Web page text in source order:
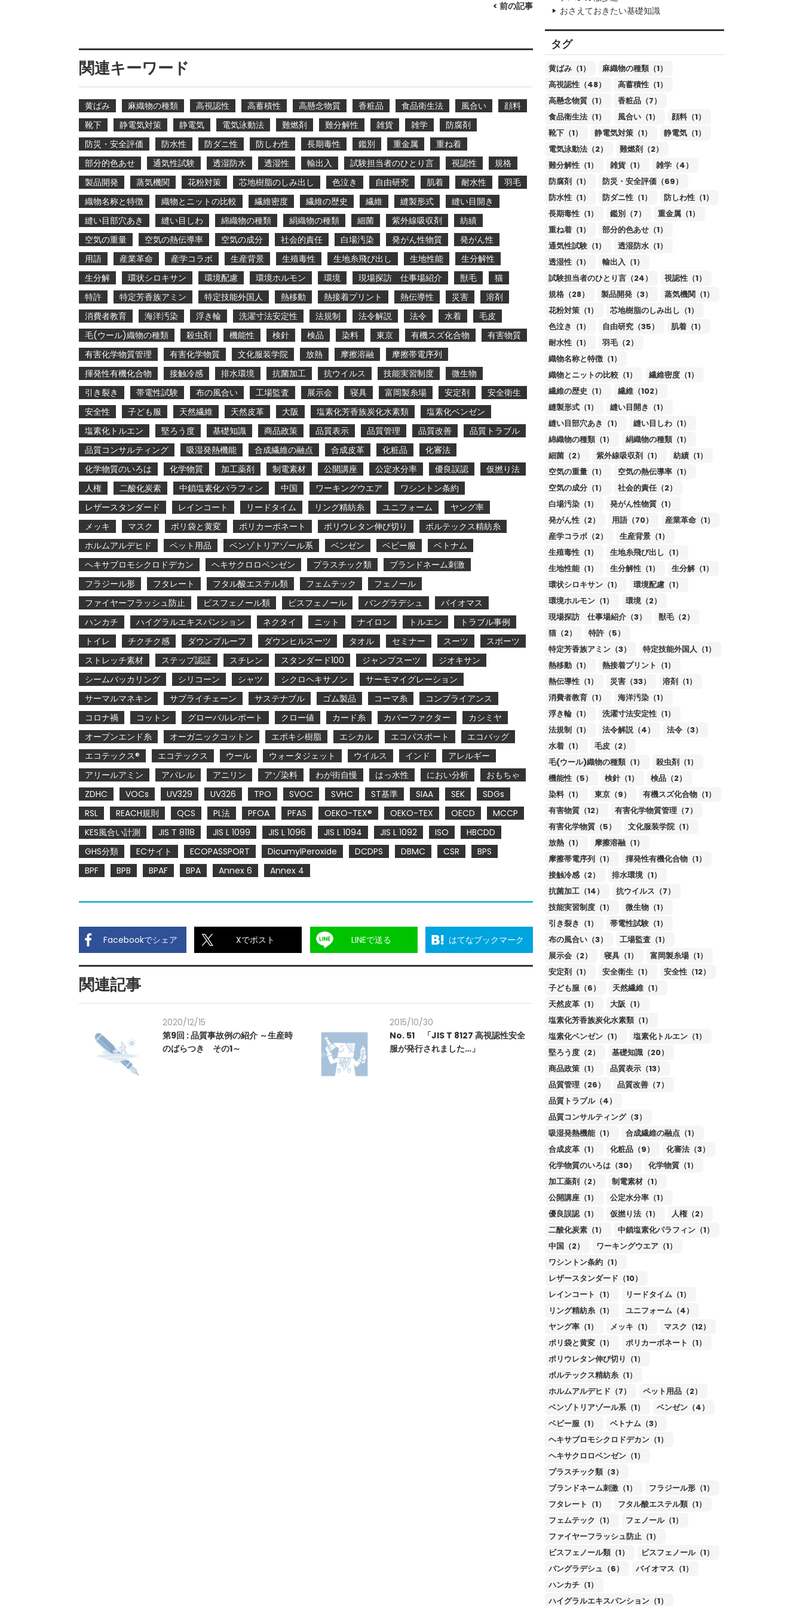
< 前の記事
関連キーワード
黄ばみ 麻織物の種類 高視認性 高蓄積性 高懸念物質 香粧品 食品衛生法 風合い
顔料
靴下
静電気対策 静電気 電気泳動法 難燃剤 難分解性 雑貨 雑学
防腐剤
防災・安全評価
防水性 防ダニ性 防しわ性 長期毒性 鑑別 重金属
重ね着
部分的色あせ
通気性試験 透湿防水 透湿性 輸出入 試験担当者のひとり言 視認性
規格
製品開発
蒸気機関 花粉対策 芯地樹脂のしみ出し 色泣き 自由研究 肌着 耐水性
羽毛
織物名称と特徴
織物とニットの比較 繊維密度 繊維の歴史 繊維 縫製形式
縫い目開き
縫い目部穴あき
縫い目しわ 綿織物の種類 絹織物の種類 細菌 紫外線吸収剤
紡績
空気の重量
空気の熱伝導率 空気の成分 社会的責任 白場汚染 発がん性物質
発がん性
用語
産業革命 産学コラボ 生産背景 生殖毒性 生地糸飛び出し 生地性能
生分解性
生分解
環状シロキサン 環境配慮 環境ホルモン 環境 現場探訪 仕事場紹介 獣毛
猫
特許
特定芳香族アミン 特定技能外国人 熱移動 熱接着プリント 熱伝導性 災害
溶剤
消費者教育
海洋汚染 浮き輪 洗濯寸法安定性 法規制 法令解説 法令 水着
毛皮
毛(ウール)織物の種類
殺虫剤 機能性 検針 検品 染料 東京 有機スズ化合物
有害物質
有害化学物質管理
有害化学物質 文化服装学院 放熱 摩擦溶融
摩擦帯電序列
揮発性有機化合物
接触冷感 排水環境 抗菌加工 抗ウイルス 技能実習制度
微生物
引き裂き
帯電性試験 布の風合い 工場監査 展示会 寝具 富岡製糸場 安定剤
安全衛生
安全性
子ども服 天然繊維 天然皮革 大阪 塩素化芳香族炭化水素類
塩素化ベンゼン
塩素化トルエン
堅ろう度 基礎知識 商品政策 品質表示 品質管理 品質改善
品質トラブル
品質コンサルティング
吸湿発熱機能 合成繊維の融点 合成皮革 化粧品
化審法
化学物質のいろは
化学物質 加工薬剤 制電素材 公開講座 公定水分率 優良誤認
仮撚り法
人権
二酸化炭素 中鎖塩素化パラフィン 中国 ワーキングウエア
ワシントン条約
レザースタンダード
レインコート リードタイム リング精紡糸 ユニフォーム
ヤング率
メッキ
マスク ポリ袋と黄変 ポリカーボネート ポリウレタン伸び切り
ボルテックス精紡糸
ホルムアルデヒド
ペット用品 ベンゾトリアゾール系 ベンゼン ベビー服
ベトナム
ヘキサブロモシクロドデカン
ヘキサクロロベンゼン プラスチック類
ブランドネーム刺激
フラジール形
フタレート フタル酸エステル類 フェムテック
フェノール
ファイヤーフラッシュ防止
ビスフェノール類 ビスフェノール バングラデシュ
バイオマス
ハンカチ
ハイグラルエキスパンション ネクタイ ニット ナイロン トルエン
トラブル事例
トイレ
チクチク感 ダウンプルーフ ダウンヒルスーツ タオル セミナー スーツ
スポーツ
ストレッチ素材
ステップ認証 スチレン スタンダード100 ジャンプスーツ
ジオキサン
シームパッカリング
シリコーン シャツ シクロヘキサノン
サーモマイグレーション
サーマルマネキン
サプライチェーン サステナブル ゴム製品 コーマ糸
コンプライアンス
コロナ禍
コットン グローバルレポート クロー値 カード糸 カバーファクター
カシミヤ
オープンエンド糸
オーガニックコットン エポキシ樹脂 エシカル エコパスポート
エコバッグ
エコテックス®
エコテックス ウール ウォータジェット ウイルス インド
アレルギー
アリールアミン
アパレル アニリン アゾ染料 わが街自慢 はっ水性 におい分析
おもちゃ
ZDHC
VOCs UV329 UV326 TPO SVOC SVHC ST基準 SIAA SEK
SDGs
RSL
REACH規則 QCS PL法 PFOA PFAS OEKO-TEX® OEKO-TEX OECD
MCCP
KES風合い計測
JIS T 8118 JIS L 1099 JIS L 1096 JIS L 1094 JIS L 1092 ISO
HBCDD
GHS分類
ECサイト ECOPASSPORT DicumylPeroxide DCDPS DBMC CSR
BPS
BPF
BPB BPAF BPA Annex 6 Annex 4
Facebookでシェア Xでポスト LINEで送る はてなブックマーク
関連記事
2020/12/15
第9回 : 品質事故例の紹介 ～生産時
のばらつき その1～
2015/10/30
No. 51 「JIS T 8127 高視認性安全
服が発行されました…」
おさえておきたい基礎知識
タグ
黄ばみ（1）
麻織物の種類（1）
高視認性（48）
高蓄積性（1）
高懸念物質（1）
香粧品（7）
食品衛生法（1）
風合い（1）
顔料（1）
靴下（1）
静電気対策（1）
静電気（1）
電気泳動法（2）
難燃剤（2）
難分解性（1）
雑貨（1）
雑学（4）
防腐剤（1）
防災・安全評価（69）
防水性（1）
防ダニ性（1）
防しわ性（1）
長期毒性（1）
鑑別（7）
重金属（1）
重ね着（1）
部分的色あせ（1）
通気性試験（1）
透湿防水（1）
透湿性（1）
輸出入（1）
試験担当者のひとり言（24）
視認性（1）
規格（28）
製品開発（3）
蒸気機関（1）
花粉対策（1）
芯地樹脂のしみ出し（1）
色泣き（1）
自由研究（35）
肌着（1）
耐水性（1）
羽毛（2）
織物名称と特徴（1）
織物とニットの比較（1）
繊維密度（1）
繊維の歴史（1）
繊維（102）
縫製形式（1）
縫い目開き（1）
縫い目部穴あき（1）
縫い目しわ（1）
綿織物の種類（1）
絹織物の種類（1）
細菌（2）
紫外線吸収剤（1）
紡績（1）
空気の重量（1）
空気の熱伝導率（1）
空気の成分（1）
社会的責任（2）
白場汚染（1）
発がん性物質（1）
発がん性（2）
用語（70）
産業革命（1）
産学コラボ（2）
生産背景（1）
生殖毒性（1）
生地糸飛び出し（1）
生地性能（1）
生分解性（1）
生分解（1）
環状シロキサン（1）
環境配慮（1）
環境ホルモン（1）
環境（2）
現場探訪 仕事場紹介（3）
獣毛（2）
猫（2）
特許（5）
特定芳香族アミン（3）
特定技能外国人（1）
熱移動（1）
熱接着プリント（1）
熱伝導性（1）
災害（33）
溶剤（1）
消費者教育（1）
海洋汚染（1）
浮き輪（1）
洗濯寸法安定性（1）
法規制（1）
法令解説（4）
法令（3）
水着（1）
毛皮（2）
毛(ウール)織物の種類（1）
殺虫剤（1）
機能性（5）
検針（1）
検品（2）
染料（1）
東京（9）
有機スズ化合物（1）
有害物質（12）
有害化学物質管理（7）
有害化学物質（5）
文化服装学院（1）
放熱（1）
摩擦溶融（1）
摩擦帯電序列（1）
揮発性有機化合物（1）
接触冷感（2）
排水環境（1）
抗菌加工（14）
抗ウイルス（7）
技能実習制度（1）
微生物（1）
引き裂き（1）
帯電性試験（1）
布の風合い（3）
工場監査（1）
展示会（2）
寝具（1）
富岡製糸場（1）
安定剤（1）
安全衛生（1）
安全性（12）
子ども服（6）
天然繊維（1）
天然皮革（1）
大阪（1）
塩素化芳香族炭化水素類（1）
塩素化ベンゼン（1）
塩素化トルエン（1）
堅ろう度（2）
基礎知識（20）
商品政策（1）
品質表示（13）
品質管理（26）
品質改善（7）
品質トラブル（4）
品質コンサルティング（3）
吸湿発熱機能（1）
合成繊維の融点（1）
合成皮革（1）
化粧品（9）
化審法（3）
化学物質のいろは（30）
化学物質（1）
加工薬剤（2）
制電素材（1）
公開講座（1）
公定水分率（1）
優良誤認（1）
仮撚り法（1）
人権（2）
二酸化炭素（1）
中鎖塩素化パラフィン（1）
中国（2）
ワーキングウエア（1）
ワシントン条約（1）
レザースタンダード（10）
レインコート（1）
リードタイム（1）
リング精紡糸（1）
ユニフォーム（4）
ヤング率（1）
メッキ（1）
マスク（12）
ポリ袋と黄変（1）
ポリカーボネート（1）
ポリウレタン伸び切り（1）
ボルテックス精紡糸（1）
ホルムアルデヒド（7）
ペット用品（2）
ベンゾトリアゾール系（1）
ベンゼン（4）
ベビー服（1）
ベトナム（3）
ヘキサブロモシクロドデカン（1）
ヘキサクロロベンゼン（1）
プラスチック類（3）
ブランドネーム刺激（1）
フラジール形（1）
フタレート（1）
フタル酸エステル類（1）
フェムテック（1）
フェノール（1）
ファイヤーフラッシュ防止（1）
ビスフェノール類（1）
ビスフェノール（1）
バングラデシュ（6）
バイオマス（1）
ハンカチ（1）
ハイグラルエキスパンション（1）